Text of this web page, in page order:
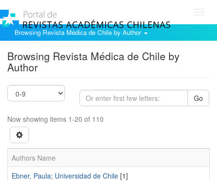
Browsing Revista Médica de Chile by Author
Browsing Revista Médica de Chile by
Author
Go
Now showing items 1-20 of 110
Authors Name
Ebner, Paula; Universidad de Chile [1]